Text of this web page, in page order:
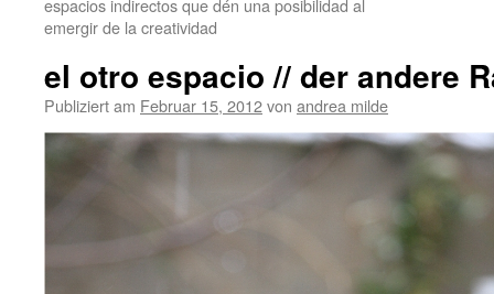
espacios indirectos que dén una posibilidad al
emergir de la creatividad
el otro espacio // der andere
Publiziert am Februar 15, 2012von andrea milde